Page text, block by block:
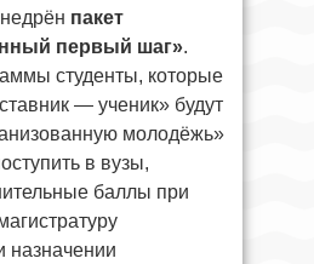
пакет
первый шаг».
студенты, которые
— ученик» будут
молодёжь»
в вузы,
баллы при
назначении